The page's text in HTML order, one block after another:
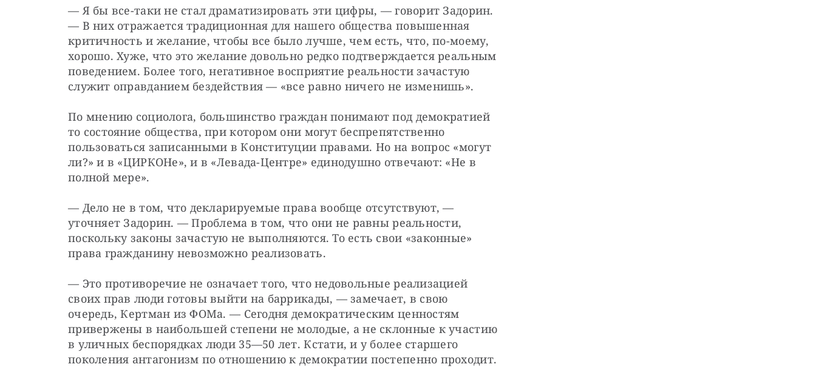
— Я бы все-таки не стал драматизировать эти цифры, — говорит Задорин.
— В них отражается традиционная для нашего общества повышенная
критичность и желание, чтобы все было лучше, чем есть, что, по-моему,
хорошо. Хуже, что это желание довольно редко подтверждается реальным
поведением. Более того, негативное восприятие реальности зачастую
служит оправданием бездействия — «все равно ничего не изменишь».
По мнению социолога, большинство граждан понимают под демократией
то состояние общества, при котором они могут беспрепятственно
пользоваться записанными в Конституции правами. Но на вопрос «могут
ли?» и в «ЦИРКОНе», и в «Левада-Центре» единодушно отвечают: «Не в
полной мере».
— Дело не в том, что декларируемые права вообще отсутствуют, —
уточняет Задорин. — Проблема в том, что они не равны реальности,
поскольку законы зачастую не выполняются. То есть свои «законные»
права гражданину невозможно реализовать.
— Это противоречие не означает того, что недовольные реализацией
своих прав люди готовы выйти на баррикады, — замечает, в свою
очередь, Кертман из ФОМа. — Сегодня демократическим ценностям
привержены в наибольшей степени не молодые, а не склонные к участию
в уличных беспорядках люди 35—50 лет. Кстати, и у более старшего
поколения антагонизм по отношению к демократии постепенно проходит.